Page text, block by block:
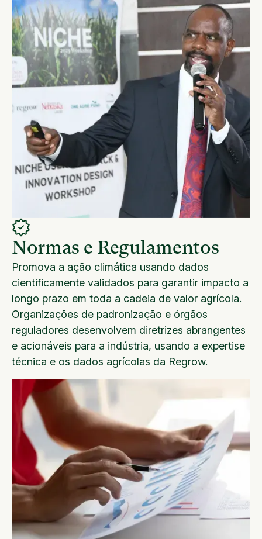
Normas e Regulamentos
Promova a ação climática usando dados
cientificamente validados para garantir impacto a
longo prazo em toda a cadeia de valor agrícola.
Organizações de padronização e órgãos
reguladores desenvolvem diretrizes abrangentes
e acionáveis para a indústria, usando a expertise
técnica e os dados agrícolas da Regrow.